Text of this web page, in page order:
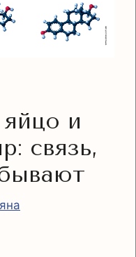
и
связь,